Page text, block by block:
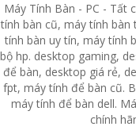
Máy Tính Bàn - PC - Tất
tính bàn cũ, máy tính
tính bàn uy tín, máy tính
bộ hp. desktop gaming,
để bàn, desktop giá rẻ,
fpt, máy tính để bàn cũ.
máy tính để bàn dell.
chính